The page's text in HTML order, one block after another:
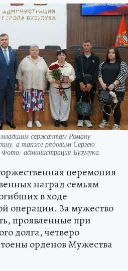
младшим сержантам Роману
а также рядовым Сергею
администрация Бузулука
церемония
наград семьям
в ходе
операции. За мужество
проявленные при
долга, четверо
орденов Мужества